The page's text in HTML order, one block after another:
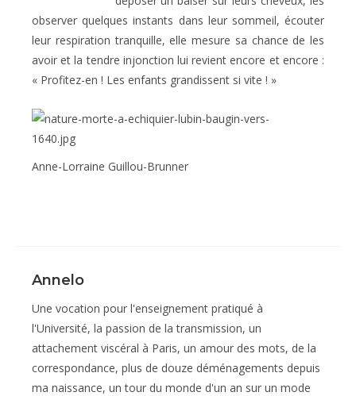
observer quelques instants dans leur sommeil, écouter
leur respiration tranquille, elle mesure sa chance de les
avoir et la tendre injonction lui revient encore et encore :
« Profitez-en ! Les enfants grandissent si vite ! »
Anne-Lorraine Guillou-Brunner
Annelo
Une vocation pour l'enseignement pratiqué à
l'Université, la passion de la transmission, un
attachement viscéral à Paris, un amour des mots, de la
correspondance, plus de douze déménagements depuis
ma naissance, un tour du monde d'un an sur un mode